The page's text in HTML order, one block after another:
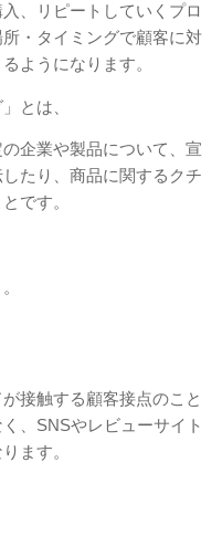
、リピートしていくプロ
・タイミングで顧客に対
ようになります。
とは、
企業や製品について、宣
たり、商品に関するクチ
です。
接触する顧客接点のこと
、SNSやレビューサイト
ます。